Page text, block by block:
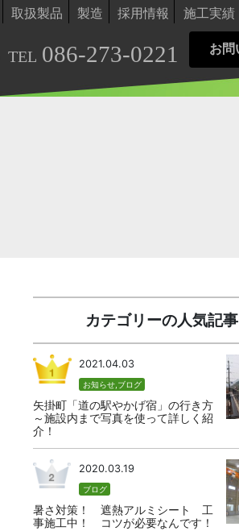
取扱製品 製造 採用情報 施工実績
TEL 086-273-0221 お問
カテゴリーの人気記事
2021.04.03
お知らせ, ブログ
矢掛町「道の駅やかげ宿」の行き方
～施設内まで写真を使って詳しく紹
介！
2020.03.19
ブログ
暑さ対策！ 遮熱アルミシート 工
事施工中！ コツが必要なんです！